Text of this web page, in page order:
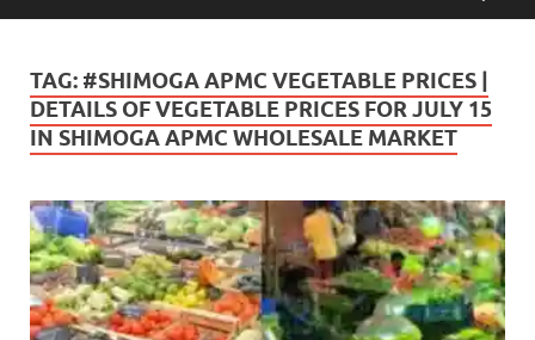
TAG: #SHIMOGA APMC VEGETABLE PRICES |
DETAILS OF VEGETABLE PRICES FOR JULY 15
IN SHIMOGA APMC WHOLESALE MARKET